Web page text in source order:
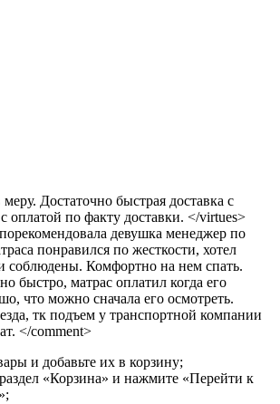
Достаточно быстрая доставка с
оплатой по факту доставки. </virtues>
девушка менеджер по
понравился по жесткости, хотел
соблюдены. Комфортно на нем спать.
быстро, матрас оплатил когда его
что можно сначала его осмотреть.
тк подъем у транспортной компании
</comment>
и добавьте их в корзину;
«Корзина» и нажмите «Перейти к